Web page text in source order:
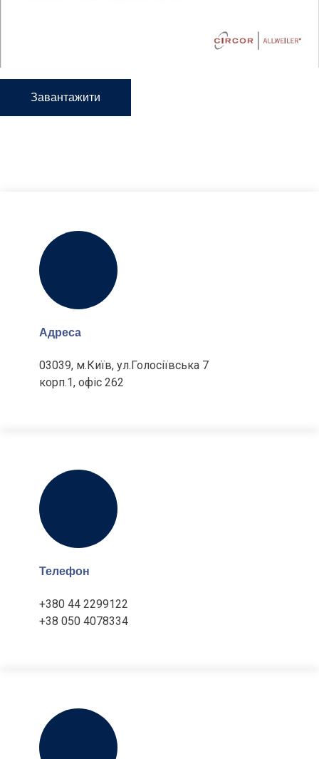
Завантажити
Адреса
03039, м.Київ, ул.Голосіївська 7
корп.1, офіс 262
Телефон
+380 44 2299122
+38 050 4078334